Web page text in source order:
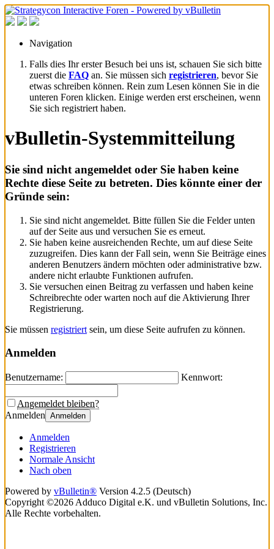
Navigation
Falls dies Ihr erster Besuch bei uns ist, schauen Sie sich bitte
zuerst die FAQ an. Sie müssen sich registrieren, bevor Sie
etwas schreiben können. Rein zum Lesen können Sie in die
unteren Foren klicken. Einige werden erst erscheinen, wenn
Sie sich registriert haben.
vBulletin-Systemmitteilung
Sie sind nicht angemeldet oder Sie haben keine
Rechte diese Seite zu betreten. Dies könnte einer der
Gründe sein:
Sie sind nicht angemeldet. Bitte füllen Sie die Felder unten
auf der Seite aus und versuchen Sie es erneut.
Sie haben keine ausreichenden Rechte, um auf diese Seite
zuzugreifen. Dies kann der Fall sein, wenn Sie Beiträge eines
anderen Benutzers ändern möchten oder administrative bzw.
andere nicht erlaubte Funktionen aufrufen.
Sie versuchen einen Beitrag zu verfassen und haben keine
Schreibrechte oder warten noch auf die Aktivierung Ihrer
Registrierung.
Sie müssen registriert sein, um diese Seite aufrufen zu können.
Anmelden
Benutzername: Kennwort:
Angemeldet bleiben?
Anmelden Anmelden
Anmelden
Registrieren
Normale Ansicht
Nach oben
Powered by vBulletin® Version 4.2.5 (Deutsch)
Copyright ©2026 Adduco Digital e.K. und vBulletin Solutions, Inc.
Alle Rechte vorbehalten.